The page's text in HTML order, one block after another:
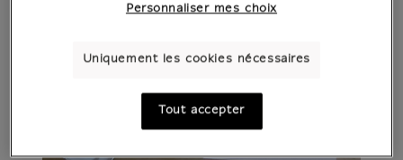
Personnaliser mes choix
Uniquement les cookies nécessaires
Tout accepter